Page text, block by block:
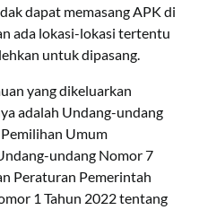
dapat memasang APK di
ada lokasi-lokasi tertentu
untuk dipasang.
yang dikeluarkan
adalah Undang-undang
Umum
undang Nomor 7
Peraturan Pemerintah
1 Tahun 2022 tentang